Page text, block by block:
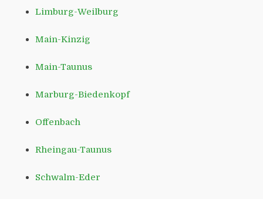
Limburg-Weilburg
Main-Kinzig
Main-Taunus
Marburg-Biedenkopf
Offenbach
Rheingau-Taunus
Schwalm-Eder